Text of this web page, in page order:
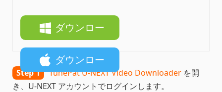
ダウンロー
ド
ダウンロー
ド
Step 1 TunePat U-NEXT Video Downloader を開
き、U-NEXT アカウントでログインします。